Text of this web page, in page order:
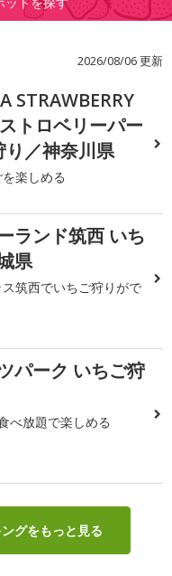
2026/08/06 更新
STRAWBERRY
トロベリーパー
り／神奈川県
楽しめる
ランド筑西 いち
県
筑西でいちご狩りがで
パーク いちご狩
べ放題で楽しめる
グをもっと見る